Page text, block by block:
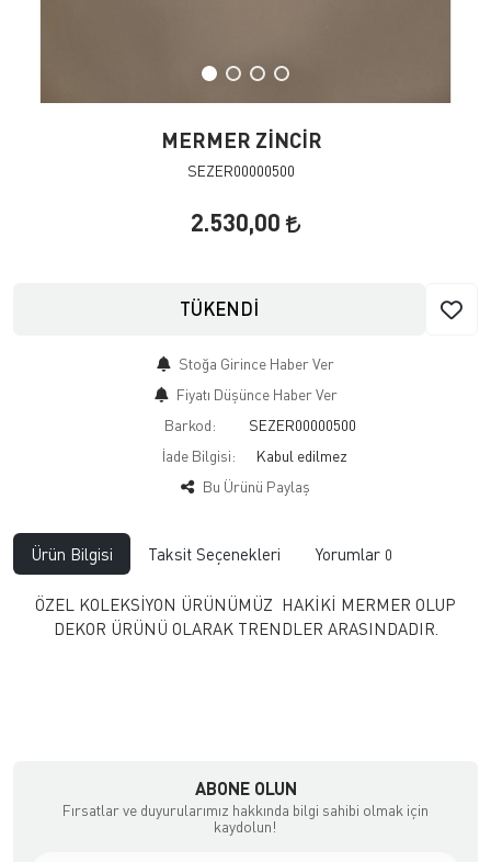
MERMER ZİNCİR
SEZER00000500
2.530,00
TÜKENDİ
Stoğa Girince Haber Ver
Fiyatı Düşünce Haber Ver
Barkod:
SEZER00000500
İade Bilgisi:
Bu Ürünü Paylaş
Ürün Bilgisi Taksit Seçenekleri Yorumlar 0
ÖZEL KOLEKSİYON ÜRÜNÜMÜZ HAKİKİ MERMER OLUP
DEKOR ÜRÜNÜ OLARAK TRENDLER ARASINDADIR.
ABONE OLUN
Fırsatlar ve duyurularımız hakkında bilgi sahibi olmak için
kaydolun!